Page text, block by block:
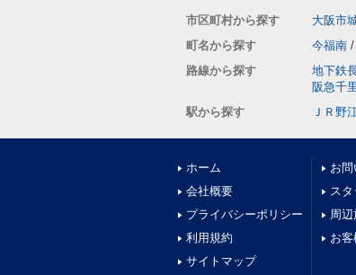
市区町村から探す 大阪市
町名から探す
今福南 /
路線から探す
地下鉄
阪急千
駅から探す
ＪＲ野
ホーム
会社概要
プライバシーポリシー
利用規約
サイトマップ
お
ス
周
お